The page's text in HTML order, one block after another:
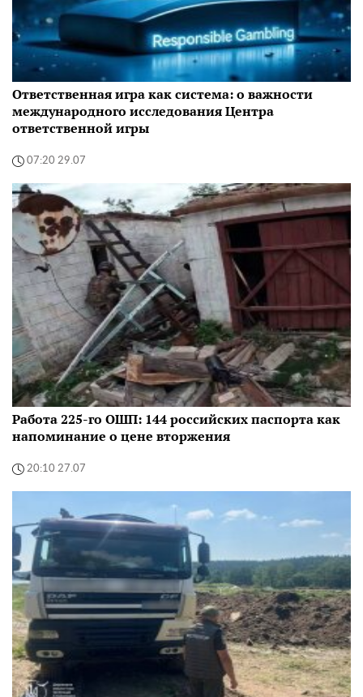
Ответственная игра как система: о важности
международного исследования Центра
ответственной игры
07:20 29.07
Работа 225-го ОШП: 144 российских паспорта как
напоминание о цене вторжения
20:10 27.07